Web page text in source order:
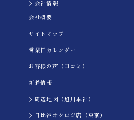
＞会社情報
会社概要
サイトマップ
営業日カレンダー
お客様の声（口コミ）
新着情報
＞周辺地図（旭川本社）
＞日比谷オクロジ店（東京）